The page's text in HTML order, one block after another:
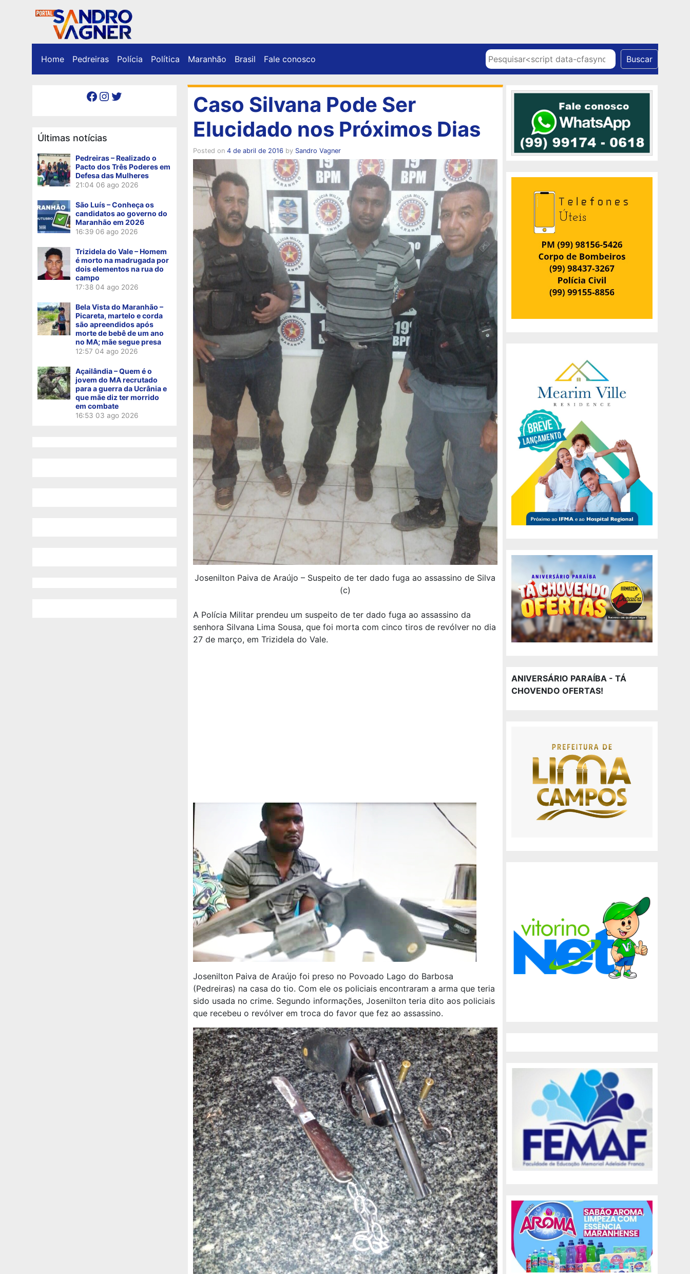
Home Pedreiras Polícia Política Maranhão Brasil Fale conosco Pesquisar Buscar
Facebook Instagram Twitter
Últimas notícias
Pedreiras – Realizado o
Pacto dos Três Poderes em
Defesa das Mulheres
21:04 06 ago 2026
São Luís – Conheça os
candidatos ao governo do
Maranhão em 2026
16:39 06 ago 2026
Trizidela do Vale – Homem
é morto na madrugada por
dois elementos na rua do
campo
17:38 04 ago 2026
Bela Vista do Maranhão –
Picareta, martelo e corda
são apreendidos após
morte de bebê de um ano
no MA; mãe segue presa
12:57 04 ago 2026
Açailândia – Quem é o
jovem do MA recrutado
para a guerra da Ucrânia e
que mãe diz ter morrido
em combate
16:53 03 ago 2026
Caso Silvana Pode Ser
Elucidado nos Próximos Dias
Posted on 4 de abril de 2016 by Sandro Vagner
Josenilton Paiva de Araújo – Suspeito de ter dado fuga ao assassino de Silva
(c)
A Polícia Militar prendeu um suspeito de ter dado fuga ao assassino da
senhora Silvana Lima Sousa, que foi morta com cinco tiros de revólver no dia
27 de março, em Trizidela do Vale.
Josenilton Paiva de Araújo foi preso no Povoado Lago do Barbosa
(Pedreiras) na casa do tio. Com ele os policiais encontraram a arma que teria
sido usada no crime. Segundo informações, Josenilton teria dito aos policiais
que recebeu o revólver em troca do favor que fez ao assassino.
ANIVERSÁRIO PARAÍBA - TÁ
CHOVENDO OFERTAS!